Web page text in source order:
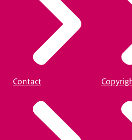
Contact